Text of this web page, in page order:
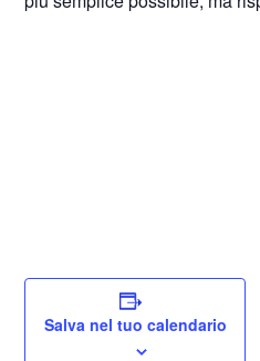
Salva nel tuo calendario